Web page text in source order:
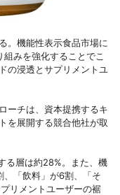
。機能性表示食品市場に
みを強化することでこ
の浸透とサプリメントユ
ーチは、資本提携するキ
を展開する競合他社が取
る層は約28%。また、機
「飲料」が6割、「そ
リメントユーザーの裾